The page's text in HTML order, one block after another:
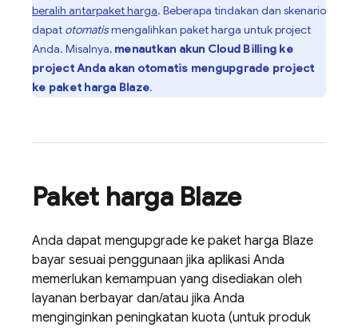
beralih antarpaket harga. Beberapa tindakan dan skenario
dapat otomatismengalihkan paket harga untuk project
Anda. Misalnya, menautkan akun Cloud Billing ke
project Anda akan otomatis mengupgrade project
ke paket harga Blaze.
Paket harga Blaze
Anda dapat mengupgrade ke paket harga Blaze
bayar sesuai penggunaan jika aplikasi Anda
memerlukan kemampuan yang disediakan oleh
layanan berbayar dan/atau jika Anda
menginginkan peningkatan kuota (untuk produk